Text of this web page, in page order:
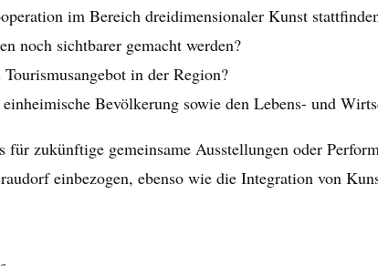
im Bereich dreidimensionaler Kunst
noch sichtbarer gemacht werden?
in der Region?
Bevölkerung sowie den Lebens- und
für zukünftige gemeinsame Ausstellungen oder
einbezogen, ebenso wie die Integration von